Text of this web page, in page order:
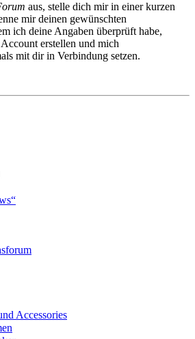
aus, stelle dich mir in einer kurzen
mir deinen gewünschten
ich deine Angaben überprüft habe,
erstellen und mich
mit dir in Verbindung setzen.
Accessories